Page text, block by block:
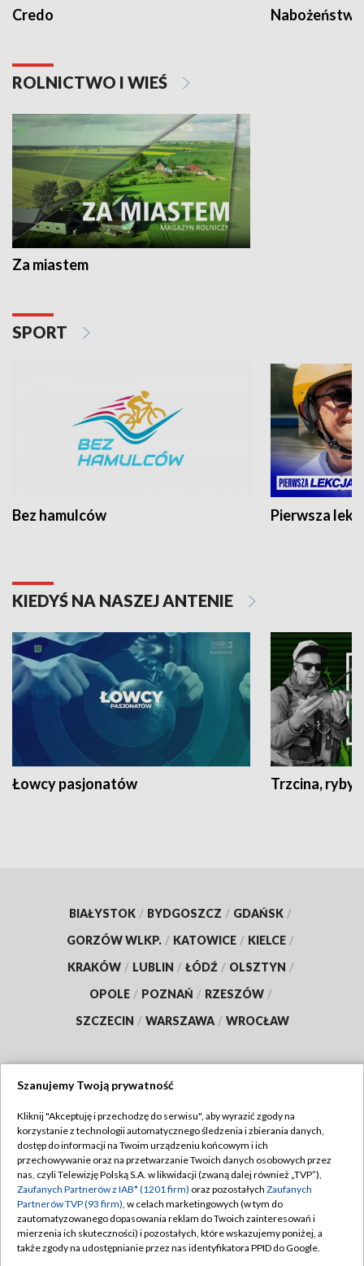
Credo
ROLNICTWO I WIEŚ
Za miastem
SPORT
Bez hamulców Pierwsza
KIEDYŚ NA NASZEJ ANTENIE
Łowcy pasjonatów Trzcina, ryby
BIAŁYSTOK / BYDGOSZCZ / GDAŃSK /
GORZÓW WLKP. / KATOWICE / KIELCE /
KRAKÓW / LUBLIN / ŁÓDŹ / OLSZTYN /
OPOLE / POZNAŃ / RZESZÓW /
SZCZECIN / WARSZAWA / WROCŁAW
TVP
Abonament TVP
Emisja w TVP
Centrum informacji TVP
Naziemna Telewizja Cyfrowa
Regulamin TVP
Polityka prywatności
Moje zgody
Pomoc
Szanujemy Twoją prywatność
Kliknij "Akceptuję i przechodzę do serwisu", aby wyrazić zgody na
korzystanie z technologii automatycznego śledzenia i zbierania danych,
dostęp do informacji na Twoim urządzeniu końcowym i ich
przechowywanie oraz na przetwarzanie Twoich danych osobowych przez
nas, czyli Telewizję Polską S.A. w likwidacji (zwaną dalej również „TVP”),
Zaufanych Partnerów z IAB* (1201 firm) oraz pozostałych Zaufanych
Partnerów TVP (93 firm), w celach marketingowych (w tym do
zautomatyzowanego dopasowania reklam do Twoich zainteresowań i
mierzenia ich skuteczności) i pozostałych, które wskazujemy poniżej, a
także zgody na udostępnianie przez nas identyfikatora PPID do Google.